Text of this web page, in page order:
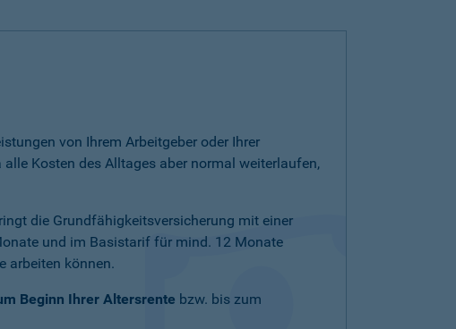
von Ihrem Arbeitgeber oder Ihrer
Kosten des Alltages aber normal weiterlaufen,
die Grundfähigkeitsversicherung mit einer
und im Basistarif für mind. 12 Monate
arbeiten können.
Beginn Ihrer Altersrente bzw. bis zum